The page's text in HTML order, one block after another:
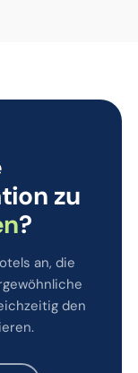
zu
?
an, die
den